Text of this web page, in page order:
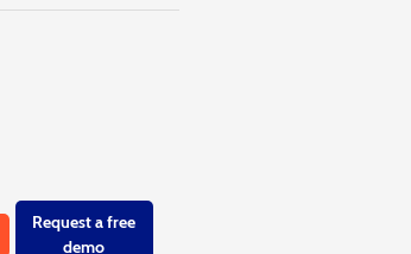
Request a free
demo